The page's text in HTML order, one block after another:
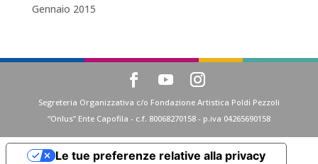
Gennaio 2015
Segreteria Organizzativa c/o Fondazione Artistica Poldi Pezzoli
“Onlus” Ente Capofila - c.f. 80068270158 - p.iva 04265690158
Le tue preferenze relative alla privacy